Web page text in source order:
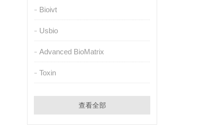
Bioivt
Usbio
Advanced BioMatrix
Toxin
查看全部